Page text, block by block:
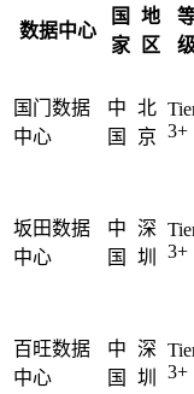
定制跨境加速
华南BGP机房
FIL/CHIA/BZZ
深圳龙华观澜
广州天河信息港
国家级的网络
数据中心
国
家
地
区
国门数据
中心
中
国
北
京 3+
坂田数据
中心
中
国
深
圳
3+
百旺数据
中心
中
国
深
圳
3+